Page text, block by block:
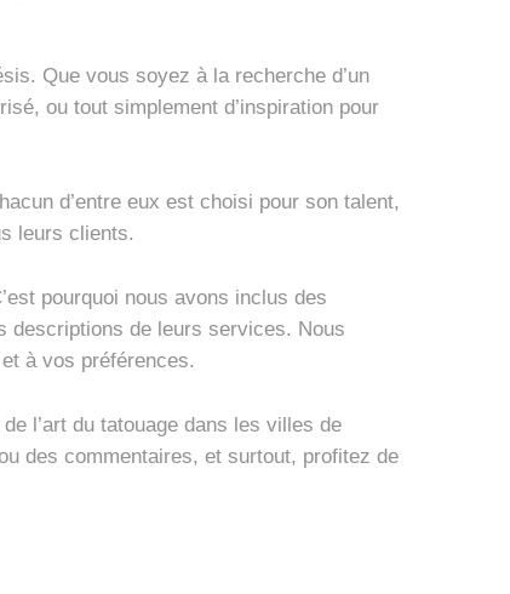
Que vous soyez à la recherche d’un
ou tout simplement d’inspiration pour
d’entre eux est choisi pour son talent,
leurs clients.
pourquoi nous avons inclus des
descriptions de leurs services. Nous
à vos préférences.
l’art du tatouage dans les villes de
des commentaires, et surtout, profitez de